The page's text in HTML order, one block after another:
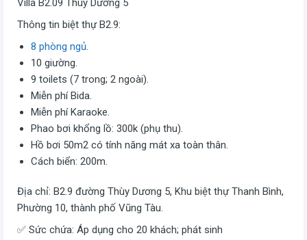
Villa B2.09 Thùy Dương 5
Thông tin biệt thự B2.9:
8 phòng ngủ.
10 giường.
9 toilets (7 trong; 2 ngoài).
Miễn phí Bida.
Miễn phí Karaoke.
Phao bơi khổng lồ: 300k (phụ thu).
Hồ bơi 50m2 có tính năng mát xa toàn thân.
Cách biển: 200m.
Địa chỉ: B2.9 đường Thùy Dương 5, Khu biệt thự Thanh Bình,
Phường 10, thành phố Vũng Tàu.
✅ Sức chứa: Áp dụng cho 20 khách; phát sinh